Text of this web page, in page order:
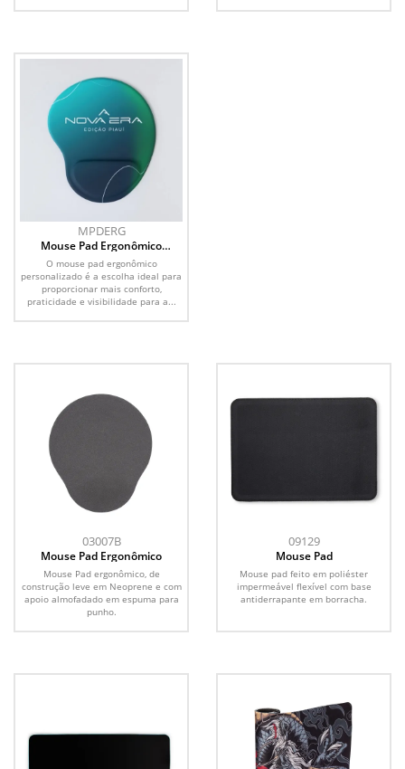
MPDERG
Mouse Pad Ergonômico
Personalizado
O mouse pad ergonômico
personalizado é a escolha ideal para
proporcionar mais conforto,
praticidade e visibilidade para a...
03007B
Mouse Pad Ergonômico
Mouse Pad ergonômico, de
construção leve em Neoprene e com
apoio almofadado em espuma para
punho.
09129
Mouse Pad
Mouse pad feito em poliéster
impermeável flexível com base
antiderrapante em borracha.